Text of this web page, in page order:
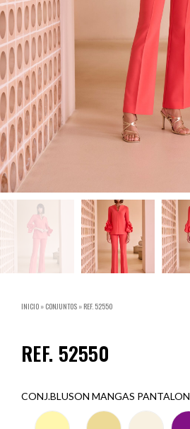
INICIO » CONJUNTOS » REF. 52550
REF. 52550
CONJ.BLUSON MANGAS PANTALON